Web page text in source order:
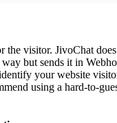
the visitor. JivoChat
but sends it in
your website
using a hard-to-